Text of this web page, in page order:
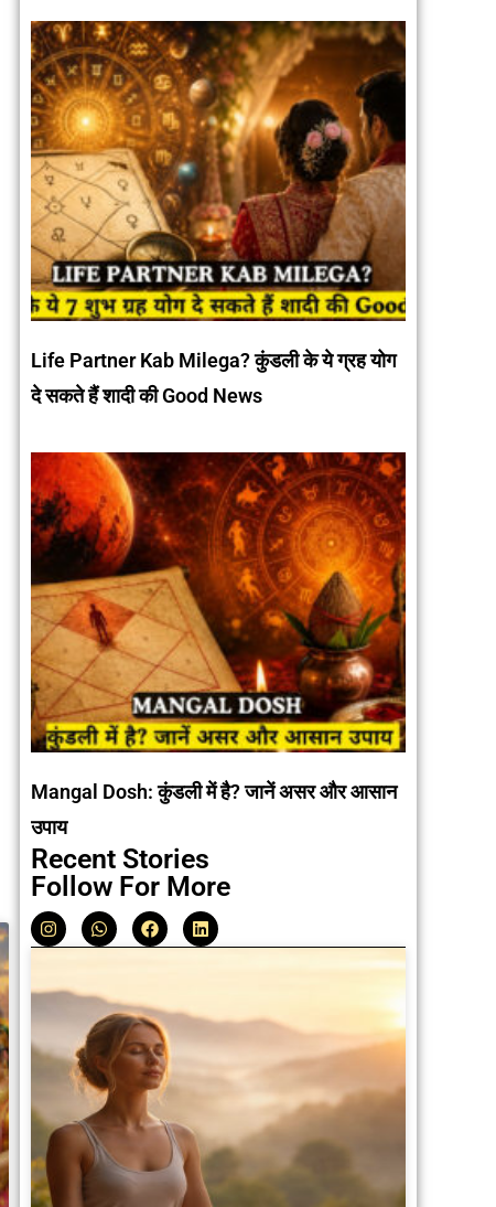
Life Partner Kab Milega? कुंडली के ये ग्रह योग
दे सकते हैं शादी की Good News
Mangal Dosh: कुंडली में है? जानें असर और आसान
उपाय
Recent Stories
Follow For More